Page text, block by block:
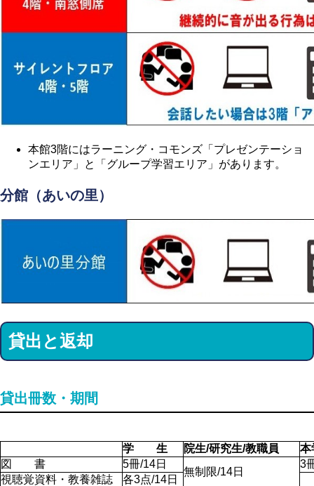
本館3階にはラーニング・コモンズ「プレゼンテーショ
ンエリア」と「グループ学習エリア」があります。
分館（あいの里）
貸出と返却
貸出冊数・期間
学 生 院生/研究生/教職員
本
図 書
5冊/14日
無制限/14日
3
視聴覚資料・教養雑誌
各3点/14日